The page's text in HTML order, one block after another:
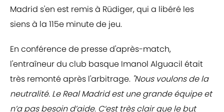
Madrid s'en est remis à Rüdiger, qui a libéré les
siens à la 115e minute de jeu.
En conférence de presse d'après-match,
l'entraîneur du club basque Imanol Alguacil était
très remonté après l'arbitrage. "Nous voulons de la
neutralité. Le Real Madrid est une grande équipe et
n’a pas besoin d’aide. C‘est très clair que le but